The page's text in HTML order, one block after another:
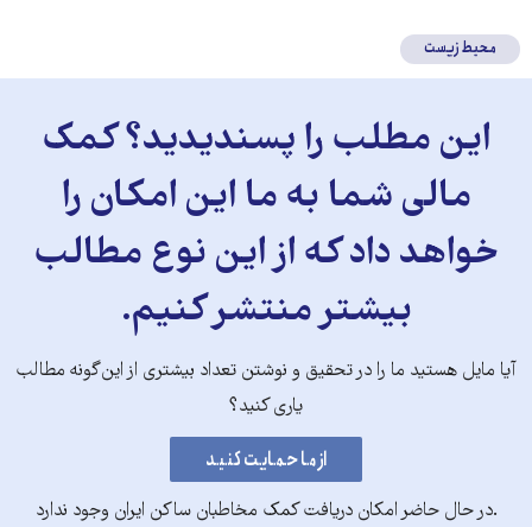
محیط زیست
این مطلب را پسندیدید؟ کمک
مالی شما به ما این امکان را
خواهد داد که از این نوع مطالب
بیشتر منتشر کنیم.
آیا مایل هستید ما را در تحقیق و نوشتن تعداد بیشتری از این‌گونه مطالب
یاری کنید؟
.در حال حاضر امکان دریافت کمک مخاطبان ساکن ایران وجود ندارد